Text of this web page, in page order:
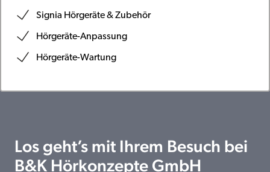
Signia Hörgeräte & Zubehör
Hörgeräte-Anpassung
Hörgeräte-Wartung
Los geht’s mit Ihrem Besuch bei
B&K Hörkonzepte GmbH